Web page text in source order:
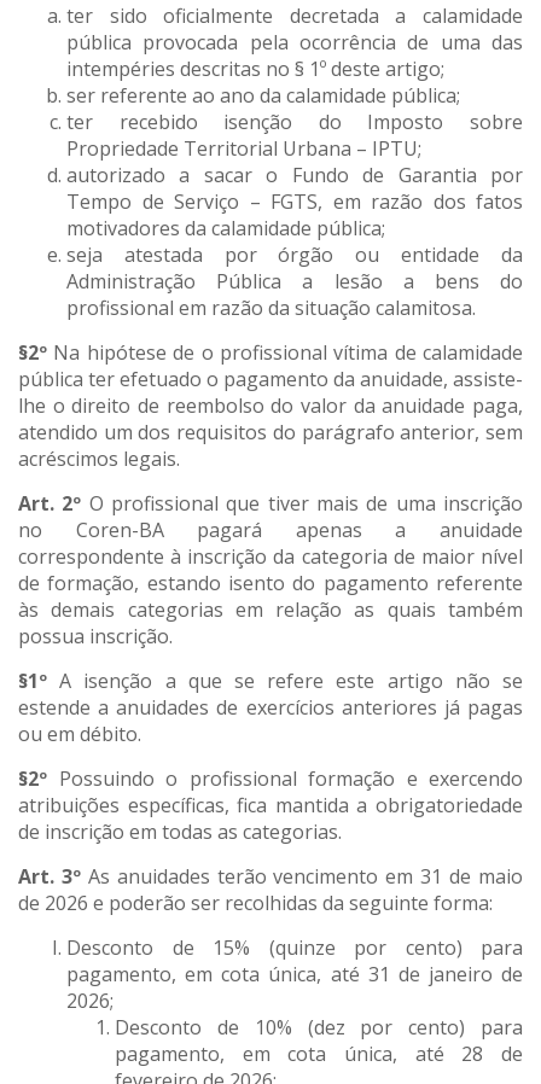
ter sido oficialmente decretada a calamidade
pública provocada pela ocorrência de uma das
intempéries descritas no § 1º deste artigo;
ser referente ao ano da calamidade pública;
ter recebido isenção do Imposto sobre
Propriedade Territorial Urbana – IPTU;
autorizado a sacar o Fundo de Garantia por
Tempo de Serviço – FGTS, em razão dos fatos
motivadores da calamidade pública;
seja atestada por órgão ou entidade da
Administração Pública a lesão a bens do
profissional em razão da situação calamitosa.
§2º Na hipótese de o profissional vítima de calamidade
pública ter efetuado o pagamento da anuidade, assiste-
lhe o direito de reembolso do valor da anuidade paga,
atendido um dos requisitos do parágrafo anterior, sem
acréscimos legais.
Art. 2º O profissional que tiver mais de uma inscrição
no Coren-BA pagará apenas a anuidade
correspondente à inscrição da categoria de maior nível
de formação, estando isento do pagamento referente
às demais categorias em relação as quais também
possua inscrição.
§1ºA isenção a que se refere este artigo não se
estende a anuidades de exercícios anteriores já pagas
ou em débito.
§2º Possuindo o profissional formação e exercendo
atribuições específicas, fica mantida a obrigatoriedade
de inscrição em todas as categorias.
Art. 3º As anuidades terão vencimento em 31 de maio
de 2026 e poderão ser recolhidas da seguinte forma:
Desconto de 15% (quinze por cento) para
pagamento, em cota única, até 31 de janeiro de
2026;
Desconto de 10% (dez por cento) para
pagamento, em cota única, até 28 de